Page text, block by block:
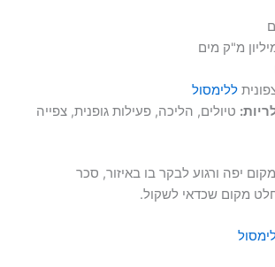
ללימסול
טיולים, הליכה, פעילות גופנית, צפייה
יפה ורגוע לבקר בו באיזור, סכר
מקום שכדאי לשקול.